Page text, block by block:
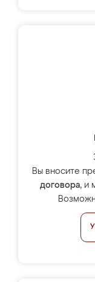
Вы вносите
договора, и